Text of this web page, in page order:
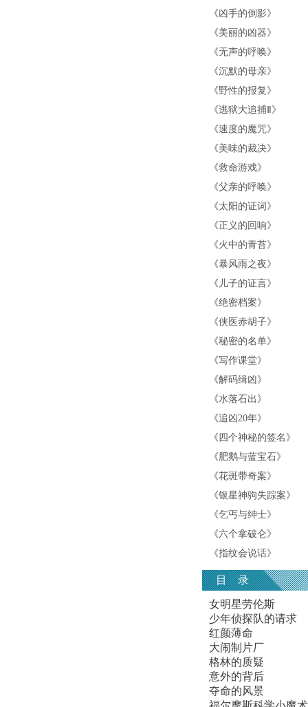
《凶手的倒影》
《美丽的凶器》
《无声的呼唤》
《沉默的母亲》
《野性的报复 》
《逃狱大追捕Ⅱ 》
《速度的魔咒》
《美味的裁决》
《救命游戏》
《父亲的呼唤》
《太阳的证词 》
《正义的回响》
《火中的青苔》
《暴风雨之夜》
《 儿子的证言》
《绝密档案》
《侠医赤胡子》
《秘密的名单》
《写作课堂》
《解码缉凶 》
《水落石出 》
《追凶20年》
《 四个神秘的签名 》
《肥鹅与蓝宝石》
《花斑带奇案》
《银星神驹失踪案》
《乞丐与绅士》
《六个拿破仑》
《指纹会说话》
目 录
女明星劳伦斯
少年侦探队的请求
红颜薄命
大闹制片厂
格林的质疑
意外的背后
夺命的风景